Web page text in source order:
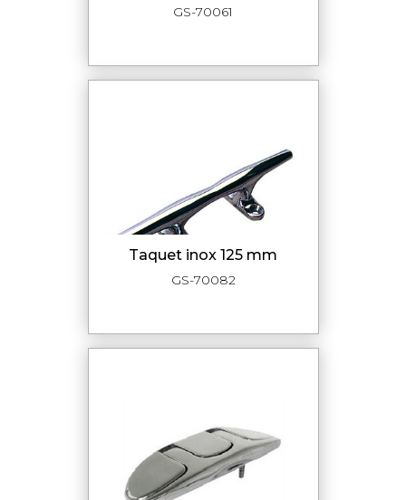
GS-70061
taquet inox 125 mm
GS-70082